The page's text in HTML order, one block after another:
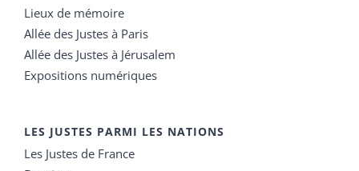
Lieux de mémoire
Allée des Justes à Paris
Allée des Justes à Jérusalem
Expositions numériques
LES JUSTES PARMI LES NATIONS
Les Justes de France